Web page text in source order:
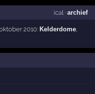
ical · archief
2010: Kelderdome,